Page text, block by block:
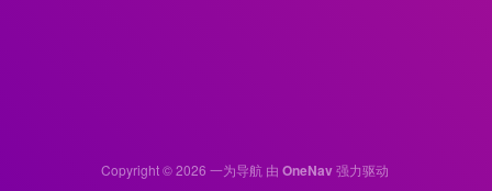
Copyright © 2026 一为导航 由 OneNav强力驱动